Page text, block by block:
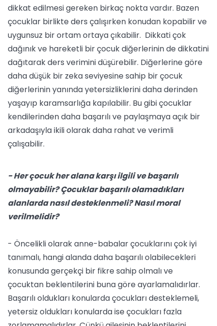
dikkat edilmesi gereken birkaç nokta vardır. Bazen
çocuklar birlikte ders çalışırken konudan kopabilir ve
uygunsuz bir ortam ortaya çıkabilir. Dikkati çok
dağınık ve hareketli bir çocuk diğerlerinin de dikkatini
dağıtarak ders verimini düşürebilir. Diğerlerine göre
daha düşük bir zeka seviyesine sahip bir çocuk
diğerlerinin yanında yetersizliklerini daha derinden
yaşayıp karamsarlığa kapılabilir. Bu gibi çocuklar
kendilerinden daha başarılı ve paylaşmaya açık bir
arkadaşıyla ikili olarak daha rahat ve verimli
çalışabilir.
- Her çocuk her alana karşı ilgili ve başarılı
olmayabilir? Çocuklar başarılı olamadıkları
alanlarda nasıl desteklenmeli? Nasıl moral
verilmelidir?
- Öncelikli olarak anne-babalar çocuklarını çok iyi
tanımalı, hangi alanda daha başarılı olabilecekleri
konusunda gerçekçi bir fikre sahip olmalı ve
çocuktan beklentilerini buna göre ayarlamalıdırlar.
Başarılı oldukları konularda çocukları desteklemeli,
yetersiz oldukları konularda ise çocukları fazla